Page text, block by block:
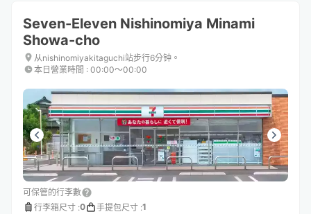
Seven-Eleven Nishinomiya Minami
Showa-cho
从nishinomiyakitaguchi站步行6分钟。
本日營業時間 : 00:00〜00:00
可保管的行李數
行李箱尺寸 :0 手提包尺寸 :1